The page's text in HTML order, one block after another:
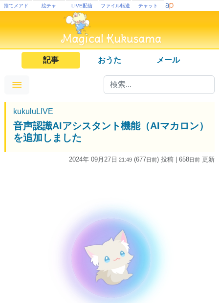
捨てメアド 絵チャ LIVE配信 ファイル転送 チャット
記事 おうた メール
kukuluLIVE
音声認識AIアシスタント機能（AIマカロン）
を追加しました
2024年 09月27日 21:49 (677日前) 投稿 | 658日前 更新